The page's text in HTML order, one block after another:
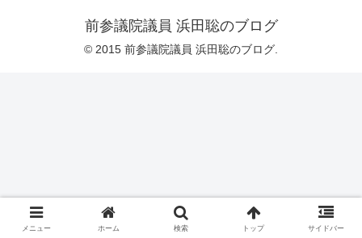
前参議院議員 浜田聡のブログ
© 2015 前参議院議員 浜田聡のブログ.
メニュー ホーム 検索 トップ サイドバー